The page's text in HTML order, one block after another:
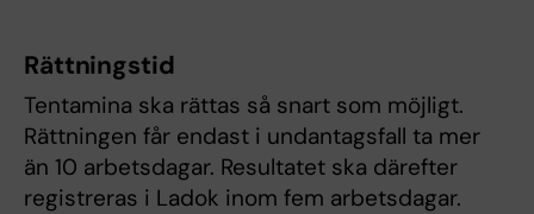
Rättningstid
Tentamina ska rättas så snart som möjligt.
Rättningen får endast i undantagsfall ta mer
än 10 arbetsdagar. Resultatet ska därefter
registreras i Ladok inom fem arbetsdagar.